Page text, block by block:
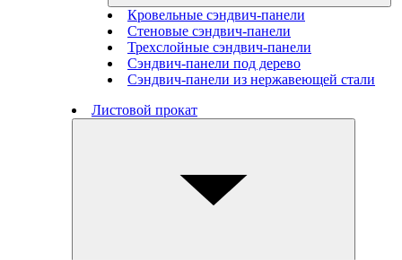
Кровельные сэндвич-панели
Стеновые cэндвич-панели
Трехслойные сэндвич-панели
Сэндвич-панели под дерево
Сэндвич-панели из нержавеющей стали
Листовой прокат